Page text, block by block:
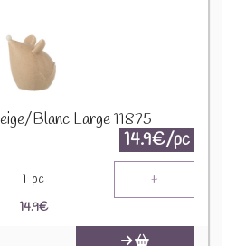
Blanc Large 11875
14.9€/pc
1 pc +
14.9€